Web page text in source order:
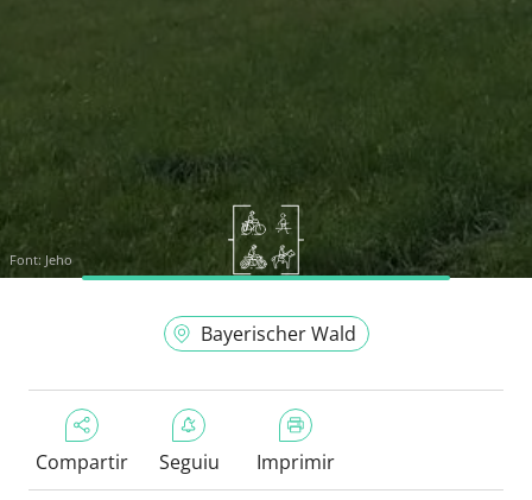
Font: Jeho
Bayerischer Wald
Compartir Seguiu Imprimir